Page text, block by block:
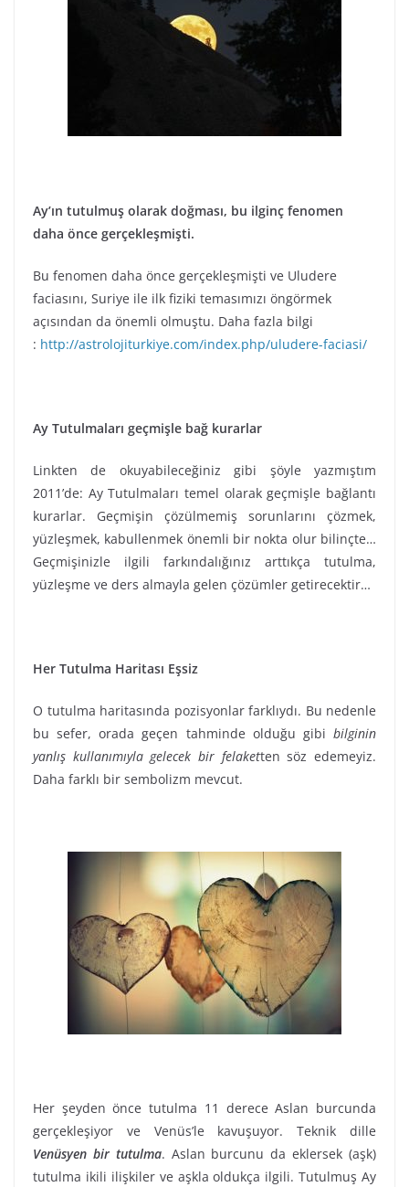
Ay’ın tutulmuş olarak doğması, bu ilginç fenomen
daha önce gerçekleşmişti.
Bu fenomen daha önce gerçekleşmişti ve Uludere
faciasını, Suriye ile ilk fiziki temasımızı öngörmek
açısından da önemli olmuştu. Daha fazla bilgi
: http://astrolojiturkiye.com/index.php/uludere-faciasi/
Ay Tutulmaları geçmişle bağ kurarlar
Linkten de okuyabileceğiniz gibi şöyle yazmıştım
2011’de: Ay Tutulmaları temel olarak geçmişle bağlantı
kurarlar. Geçmişin çözülmemiş sorunlarını çözmek,
yüzleşmek, kabullenmek önemli bir nokta olur bilinçte…
Geçmişinizle ilgili farkındalığınız arttıkça tutulma,
yüzleşme ve ders almayla gelen çözümler getirecektir…
Her Tutulma Haritası Eşsiz
O tutulma haritasında pozisyonlar farklıydı. Bu nedenle
bu sefer, orada geçen tahminde olduğu gibi bilginin
yanlış kullanımıyla gelecek bir felaketten söz edemeyiz.
Daha farklı bir sembolizm mevcut.
Her şeyden önce tutulma 11 derece Aslan burcunda
gerçekleşiyor ve Venüs’le kavuşuyor. Teknik dille
Venüsyen bir tutulma. Aslan burcunu da eklersek (aşk)
tutulma ikili ilişkiler ve aşkla oldukça ilgili. Tutulmuş Ay